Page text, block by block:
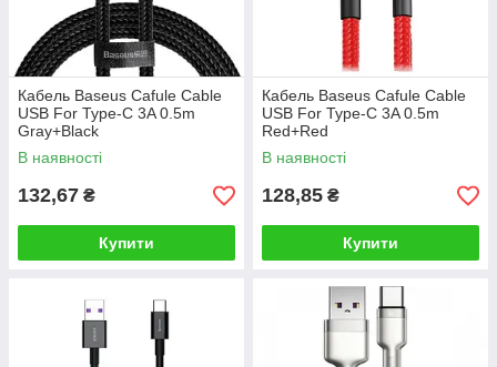
Кабель Baseus Cafule Cable
USB For Type-C 3A 0.5m
Gray+Black
В наявності
132,67 ₴
Купити
Кабель Baseus Cafule Cable
USB For Type-C 3A 0.5m
Red+Red
В наявності
128,85 ₴
Купити